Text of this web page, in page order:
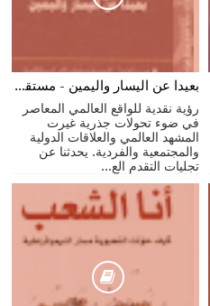
بعيدا عن اليسار واليمين - مستقبل الثقافات الراديكالية
رؤية نقدية للواقع العالمي المعاصر
في ضوء تحولات جذرية غيرت
المشهد العالمي والعلاقات الدولية
والمجتمعية والفردية. يحدثنا عن
تجليات التقدم الع...